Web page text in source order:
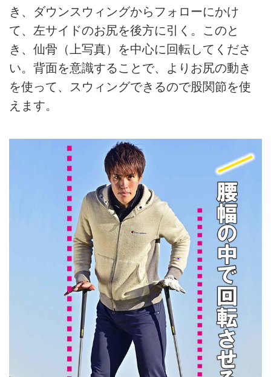
き、ダウンスウィングからフォローにかけ
て、左サイドのお尻を後方に引く。このと
き、仙骨（上写真）を中心に回転してくださ
い。背面を意識することで、よりお尻の動き
を使って、スウィングできるので股関節を使
えます。